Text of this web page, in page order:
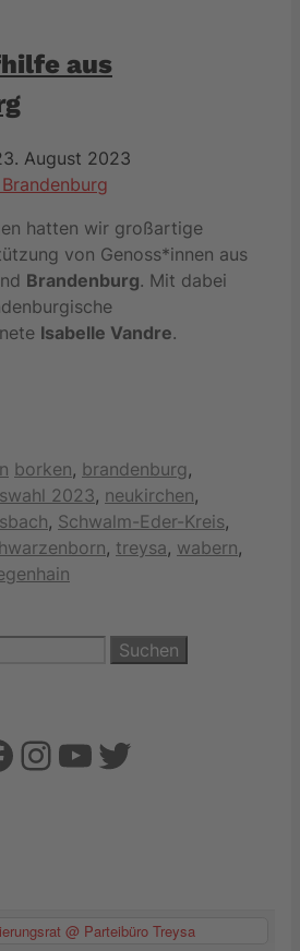
aus
August 2023
hatten wir großartige
von Genoss*innen aus
Brandenburg. Mit dabei
Isabelle Vandre.
Schlagwörter
borken, brandenburg,
2023, neukirchen,
, Schwalm-Eder-Kreis,
, treysa, wabern,
Instagram
YouTube
Twitter
@ Parteibüro Treysa